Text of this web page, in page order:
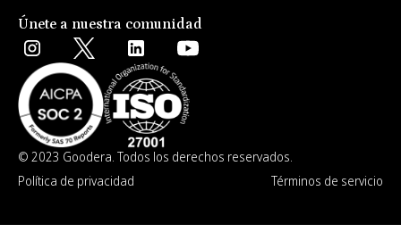
Únete a nuestra comunidad
© 2023 Goodera. Todos los derechos reservados.
Política de privacidad
Términos de servicio